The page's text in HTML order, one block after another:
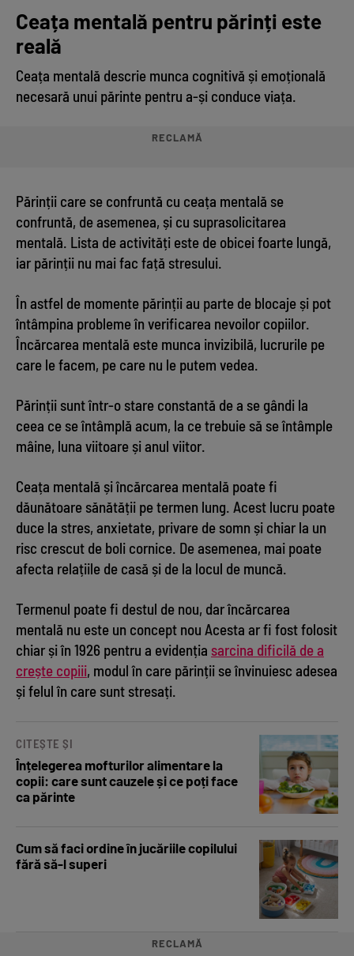
Ceața mentală pentru părinți este
reală
Ceața mentală descrie munca cognitivă și emoțională
necesară unui părinte pentru a-și conduce viața.
RECLAMĂ
Părinții care se confruntă cu ceața mentală se
confruntă, de asemenea, și cu suprasolicitarea
mentală. Lista de activități este de obicei foarte lungă,
iar părinții nu mai fac față stresului.
În astfel de momente părinții au parte de blocaje și pot
întâmpina probleme în verificarea nevoilor copiilor.
Încărcarea mentală este munca invizibilă, lucrurile pe
care le facem, pe care nu le putem vedea.
Părinții sunt într-o stare constantă de a se gândi la
ceea ce se întâmplă acum, la ce trebuie să se întâmple
mâine, luna viitoare și anul viitor.
Ceața mentală și încărcarea mentală poate fi
dăunătoare sănătății pe termen lung. Acest lucru poate
duce la stres, anxietate, privare de somn și chiar la un
risc crescut de boli cornice. De asemenea, mai poate
afecta relațiile de casă și de la locul de muncă.
Termenul poate fi destul de nou, dar încărcarea
mentală nu este un concept nou Acesta ar fi fost folosit
chiar și în 1926 pentru a evidenția sarcina dificilă de a
crește copiii, modul în care părinții se învinuiesc adesea
și felul în care sunt stresați.
CITEȘTE ȘI
Înțelegerea mofturilor alimentare la
copii: care sunt cauzele și ce poți face
ca părinte
Cum să faci ordine în jucăriile copilului
fără să-l superi
RECLAMĂ